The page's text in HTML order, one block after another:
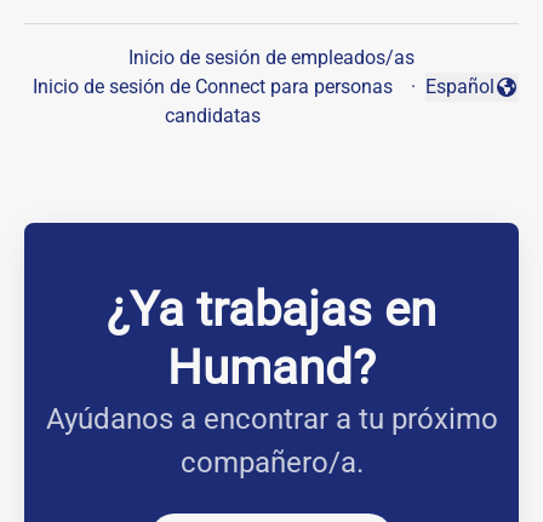
Inicio de sesión de empleados/as
Inicio de sesión de Connect para personas
candidatas
·
Cambiar
Español
¿Ya trabajas en
Humand?
Ayúdanos a encontrar a tu próximo
compañero/a.